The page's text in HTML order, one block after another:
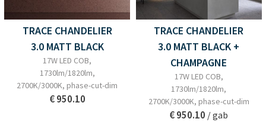
TRACE CHANDELIER
3.0 MATT BLACK
17W LED COB,
1730lm/1820lm,
2700K/3000K, phase-cut-dim
€ 950.10
TRACE CHANDELIER
3.0 MATT BLACK +
CHAMPAGNE
17W LED COB,
1730lm/1820lm,
2700K/3000K, phase-cut-dim
€ 950.10 / gab